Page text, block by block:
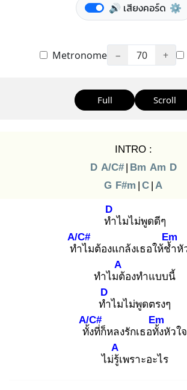
🔊 เสียงคอร์ด ⚙️
Metronome − 70 +
Full Scroll
INTRO :
D A/C# | Bm Am D
G F#m | C | A
ทำ
D
ไมไม่พูดดีๆ
ทำ
A/C#
ไมต้องแกล้งเธอให้ช้ำ
Em
หั
ทำไมต้
A
องทำแบบนี้
ทำ
D
ไมไม่พูดตรงๆ
ทั้ง
A/C#
ที่ก็หลงรักเธอทั้ง
Em
หัวใจ
ไม่รู้เ
A
พราะอะไร